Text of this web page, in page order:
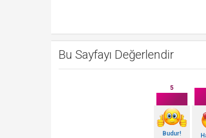
Bu Sayfayı Değerlendir
5
Budur!